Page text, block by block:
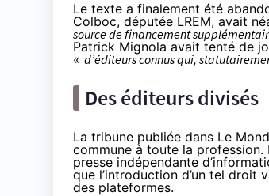
Le texte a finalement été
Colboc, députée LREM, avait
source de financement
Patrick Mignola avait tenté de
« d’éditeurs connus qui,
Des éditeurs divisés
La tribune publiée dans Le
commune à toute la
presse indépendante
que l’introduction d’un tel droit
des plateformes.